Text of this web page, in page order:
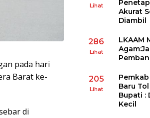
pada hari
Barat ke-
di
Lihat
Akurat
Diambil
286
Lihat
LKAAM
205
Lihat
Baru
Bupati :
Kecil